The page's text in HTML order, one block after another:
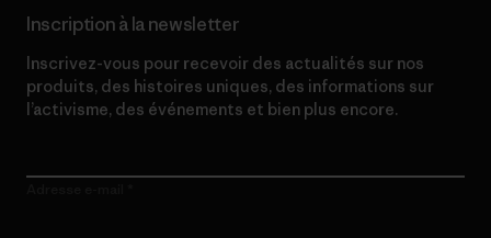
Inscription à la newsletter
Inscrivez-vous pour recevoir des actualités sur nos
produits, des histoires uniques, des informations sur
l’activisme, des événements et bien plus encore.